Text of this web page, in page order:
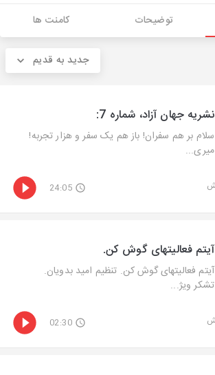
توضیحات کامنت ها
جدید به قدیم
نشریه جهان آزاد، شماره 7:
سلام بر هم سفران! باز هم یک سفر و هزار تجربه!
میری...
24:05
آیتم فعالیتهای گوش کن.
آیتم فعالیتهای گوش کن. تنظیم امید بدویان.
تشکر ویژ...
02:30